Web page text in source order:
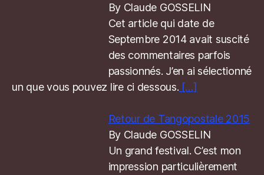
By Claude GOSSELIN
Cet article qui date de
Septembre 2014 avait suscité
des commentaires parfois
passionnés. J’en ai sélectionné
un que vous pouvez lire ci dessous. […]
Retour de Tangopostale 2015
By Claude GOSSELIN
Un grand festival. C’est mon
impression particulièrement